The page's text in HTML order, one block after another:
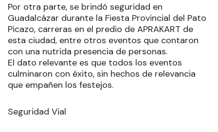
Por otra parte, se brindó seguridad en
Guadalcázar durante la Fiesta Provincial del Pato
Picazo, carreras en el predio de APRAKART de
esta ciudad, entre otros eventos que contaron
con una nutrida presencia de personas.
El dato relevante es que todos los eventos
culminaron con éxito, sin hechos de relevancia
que empañen los festejos.
Seguridad Vial